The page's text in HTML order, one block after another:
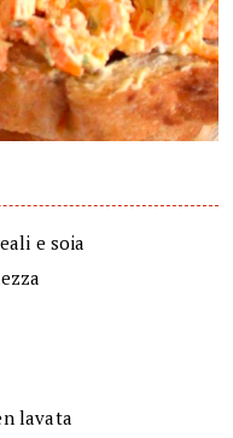
e soia
lavata